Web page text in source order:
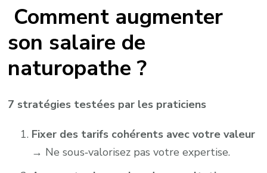
Comment augmenter
son salaire de
naturopathe ?
7 stratégies testées par les praticiens
Fixer des tarifs cohérents avec votre valeur
→ Ne sous‑valorisez pas votre expertise.